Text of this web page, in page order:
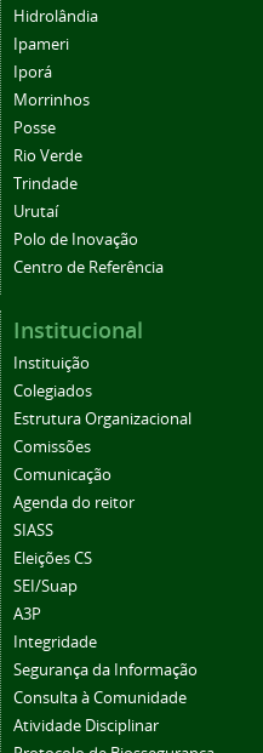
Hidrolândia
Ipameri
Iporá
Morrinhos
Posse
Rio Verde
Trindade
Urutaí
Polo de Inovação
Centro de Referência
Institucional
Instituição
Colegiados
Estrutura Organizacional
Comissões
Comunicação
Agenda do reitor
SIASS
Eleições CS
SEI/Suap
A3P
Integridade
Segurança da Informação
Consulta à Comunidade
Atividade Disciplinar